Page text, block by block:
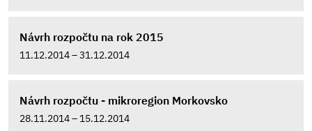
Návrh rozpočtu na rok 2015
11.12.2014 – 31.12.2014
Návrh rozpočtu - mikroregion Morkovsko
28.11.2014 – 15.12.2014